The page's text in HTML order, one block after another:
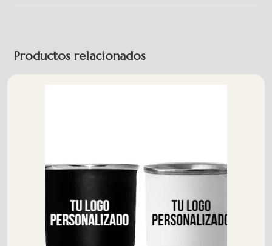
Productos relacionados